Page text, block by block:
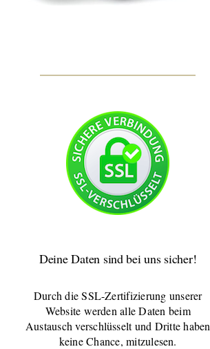
Deine Daten sind bei uns sicher!
Durch die SSL-Zertifizierung unserer
Website werden alle Daten beim
Austausch verschlüsselt und Dritte haben
keine Chance, mitzulesen.